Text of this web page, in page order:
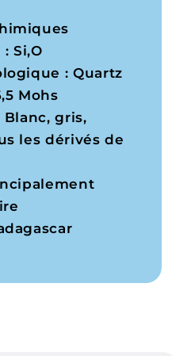
Si,O
: Quartz
Mohs
Blanc, gris,
les dérivés de